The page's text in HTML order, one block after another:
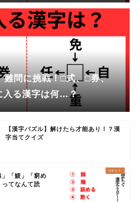
難問に挑戦！□式、□券、
る漢字は何…？
【漢字パズル】解けたら才能あり！？漢
字当てクイズ
」「鰒」「窮め
ってなんて読